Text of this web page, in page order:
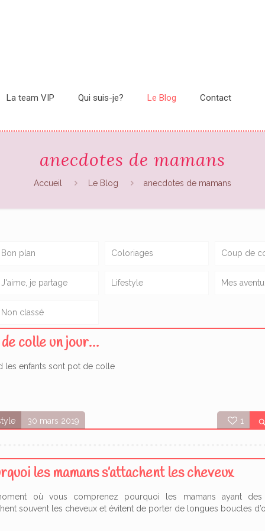
La team VIP Qui suis-je? Le Blog Contact
anecdotes de mamans
Accueil Le Blog anecdotes de mamans
Bon plan Coloriages Coup de
J'aime, je partage Lifestyle Mes
Non classé
30 mars 2019
colle un jour…
les enfants sont pot de colle
1
les mamans s’attachent les cheveux
où vous comprenez pourquoi les mamans ayant des
souvent les cheveux et évitent de porter de longues boucles